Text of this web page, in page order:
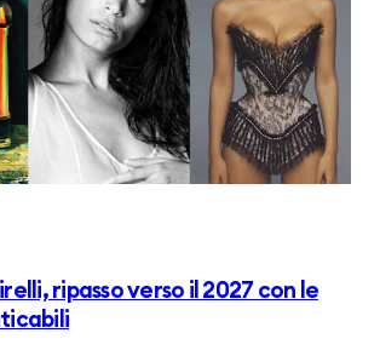
ripasso verso il 2027 con le